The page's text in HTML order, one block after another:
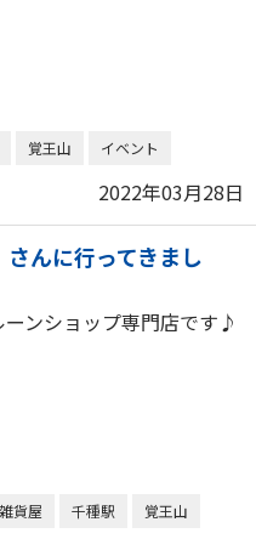
覚王山 イベント
2022年03月28日
んに行ってきまし
ーンショップ専門店です♪
雑貨屋 千種駅 覚王山